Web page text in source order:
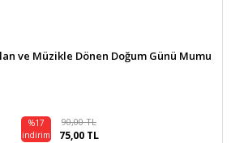
ve Müzikle Dönen Doğum Günü Mumu
%17
indirim
90,00 TL
75,00 TL